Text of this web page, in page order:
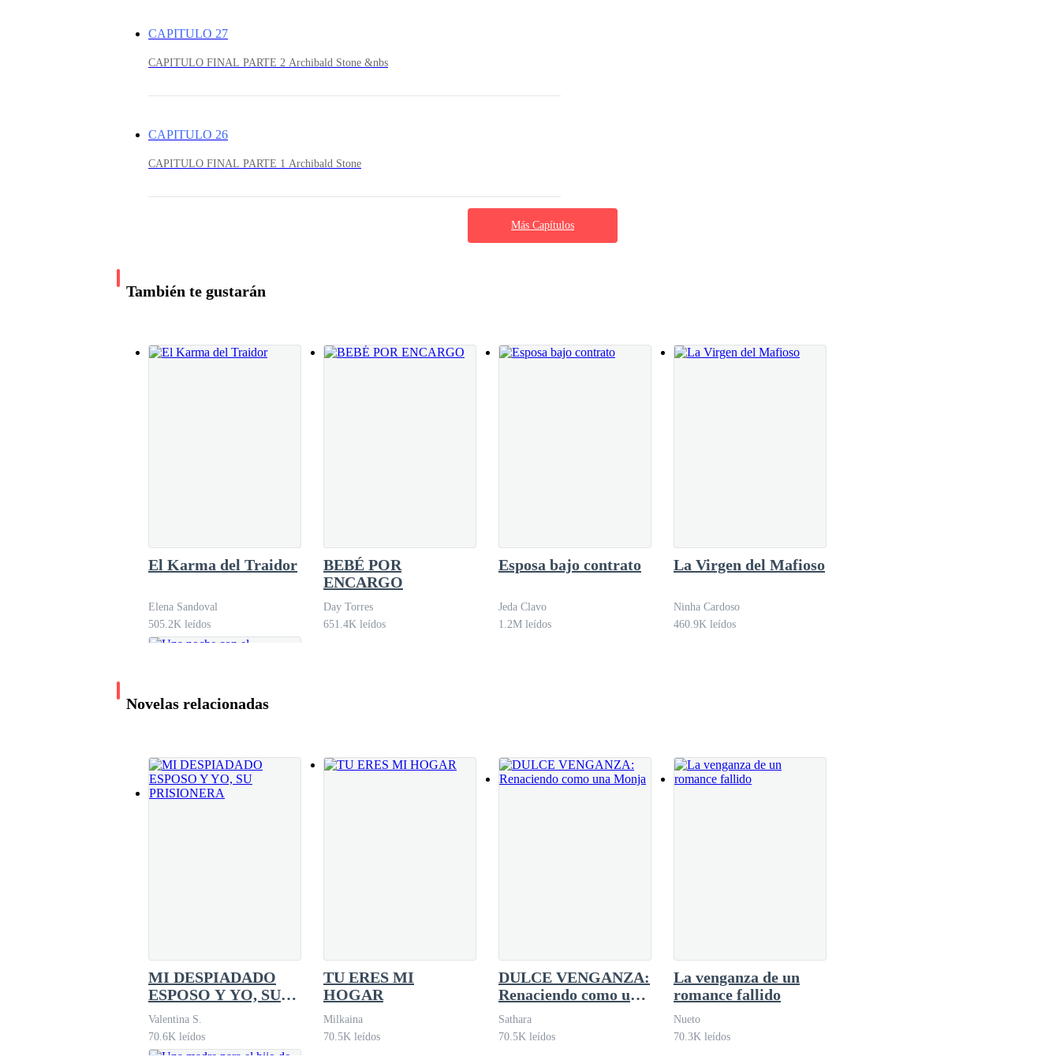
CAPITULO 27
CAPITULO FINAL PARTE 2 Archibald Stone &nbs
CAPITULO 26
CAPITULO FINAL PARTE 1 Archibald Stone
Más Capítulos
También te gustarán
El Karma del Traidor
Elena Sandoval
505.2K leídos
BEBÉ POR
ENCARGO
Day Torres
651.4K leídos
Esposa bajo contrato
Jeda Clavo
1.2M leídos
La Virgen del Mafioso
Ninha Cardoso
460.9K leídos
Novelas relacionadas
MI DESPIADADO
ESPOSO Y YO, SU
PRISIONERA
Valentina S.
70.6K leídos
TU ERES MI
HOGAR
Milkaina
70.5K leídos
DULCE VENGANZA:
Renaciendo como una
Monja
Sathara
70.5K leídos
La venganza de un
romance fallido
Nueto
70.3K leídos